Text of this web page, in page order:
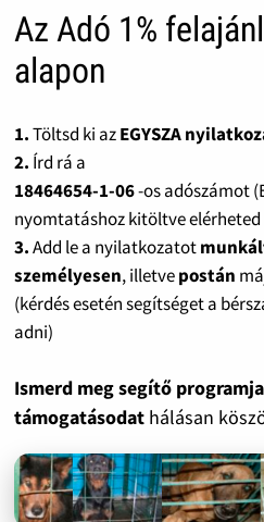
Az Adó 1%
alapon
1.Töltsd ki azEGYSZA
2. Írd rá a
18464654-1-06-os adószámot
nyomtatáshoz kitöltve
3.Add le a nyilatkozatot
személyesen, illetvepostán
(kérdés esetén segítséget a
adni)
Ismerd meg segítő
támogatásodat hálásan